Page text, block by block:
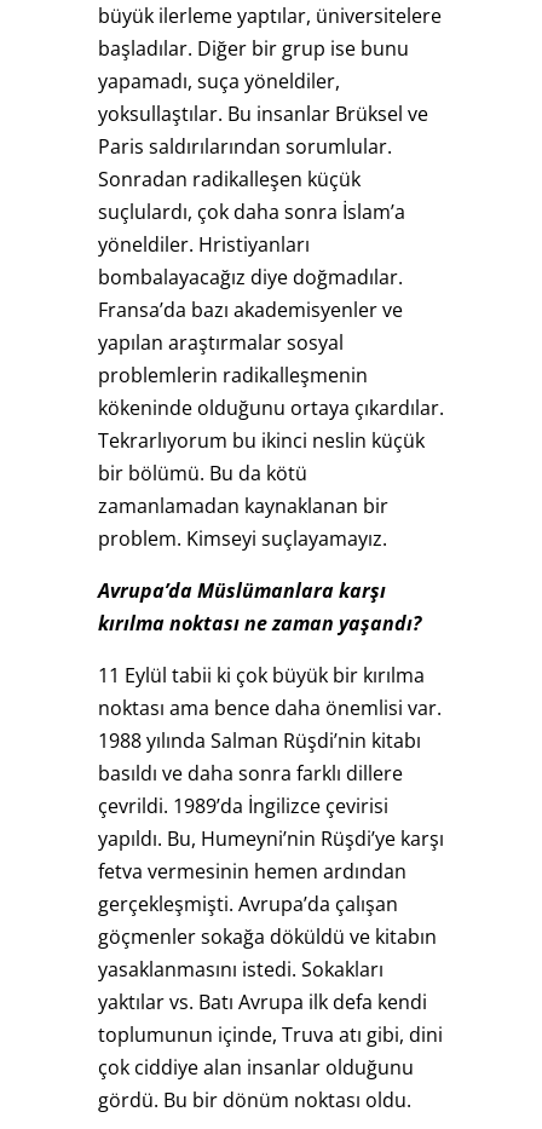
büyük ilerleme yaptılar, üniversitelere
başladılar. Diğer bir grup ise bunu
yapamadı, suça yöneldiler,
yoksullaştılar. Bu insanlar Brüksel ve
Paris saldırılarından sorumlular.
Sonradan radikalleşen küçük
suçlulardı, çok daha sonra İslam’a
yöneldiler. Hristiyanları
bombalayacağız diye doğmadılar.
Fransa’da bazı akademisyenler ve
yapılan araştırmalar sosyal
problemlerin radikalleşmenin
kökeninde olduğunu ortaya çıkardılar.
Tekrarlıyorum bu ikinci neslin küçük
bir bölümü. Bu da kötü
zamanlamadan kaynaklanan bir
problem. Kimseyi suçlayamayız.
Avrupa’da Müslümanlara karşı
kırılma noktası ne zaman yaşandı?
11 Eylül tabii ki çok büyük bir kırılma
noktası ama bence daha önemlisi var.
1988 yılında Salman Rüşdi’nin kitabı
basıldı ve daha sonra farklı dillere
çevrildi. 1989’da İngilizce çevirisi
yapıldı. Bu, Humeyni’nin Rüşdi’ye karşı
fetva vermesinin hemen ardından
gerçekleşmişti. Avrupa’da çalışan
göçmenler sokağa döküldü ve kitabın
yasaklanmasını istedi. Sokakları
yaktılar vs. Batı Avrupa ilk defa kendi
toplumunun içinde, Truva atı gibi, dini
çok ciddiye alan insanlar olduğunu
gördü. Bu bir dönüm noktası oldu.